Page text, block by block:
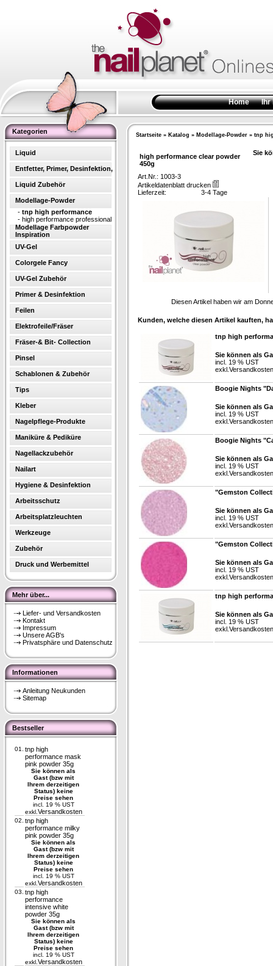
Home Ihr
Kategorien
Liquid
Entfetter, Primer, Desinfektion,
Liquid Zubehör
Modellage-Powder
- tnp high performance
- high performance professional
Modellage Farbpowder
Inspiration
UV-Gel
Colorgele Fancy
UV-Gel Zubehör
Primer & Desinfektion
Feilen
Elektrofeile/Fräser
Fräser-& Bit- Collection
Pinsel
Schablonen & Zubehör
Tips
Kleber
Nagelpflege-Produkte
Maniküre & Pediküre
Nagellackzubehör
Nailart
Hygiene & Desinfektion
Arbeitsschutz
Arbeitsplatzleuchten
Werkzeuge
Zubehör
Druck und Werbemittel
Mehr über...
Liefer- und Versandkosten
Kontakt
Impressum
Unsere AGB's
Privatsphäre und Datenschutz
Informationen
Anleitung Neukunden
Sitemap
Bestseller
01.
tnp high
performance mask
pink powder 35g
Sie können als
Gast (bzw mit
Ihrem derzeitigen
Status) keine
Preise sehen
incl. 19 % UST
exkl. Versandkosten
02. tnp high
performance milky
pink powder 35g
Sie können als
Gast (bzw mit
Ihrem derzeitigen
Status) keine
Preise sehen
incl. 19 % UST
exkl. Versandkosten
03. tnp high
performance
intensive white
powder 35g
Sie können als
Gast (bzw mit
Ihrem derzeitigen
Status) keine
Preise sehen
incl. 19 % UST
exkl. Versandkosten
Startseite » Katalog » Modellage-Powder » tnp
high performance clear powder
450g
Sie
Art.Nr.: 1003-3
Artikeldatenblatt drucken
Lieferzeit:
3-4 Tage
Diesen Artikel haben wir am
Kunden, welche diesen Artikel kauften,
tnp high
Sie können als
incl. 19 % UST
exkl. Versandkosten
Boogie Nights
Sie können als
incl. 19 % UST
exkl. Versandkosten
Boogie Nights
Sie können als
incl. 19 % UST
exkl. Versandkosten
"Gemston
Sie können als
incl. 19 % UST
exkl. Versandkosten
"Gemston
Sie können als
incl. 19 % UST
exkl. Versandkosten
tnp high
Sie können als
incl. 19 % UST
exkl. Versandkosten